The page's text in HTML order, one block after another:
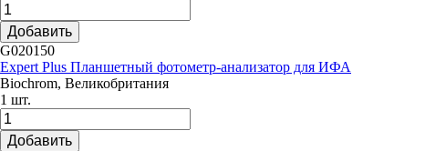
Добавить
G020150
Expert Plus Планшетный фотометр-анализатор для ИФА
Biochrom, Великобритания
1 шт.
Добавить